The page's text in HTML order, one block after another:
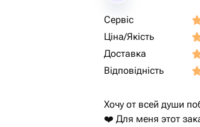
Сервіс
Ціна/Якість
Доставка
Відповідність
Хочу от всей души
❤️ Для меня этот